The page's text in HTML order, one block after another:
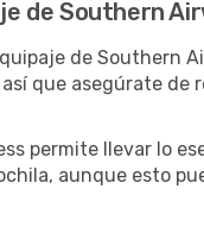
de Southern
de Southern
que asegúrate
permite llevar lo
aunque esto